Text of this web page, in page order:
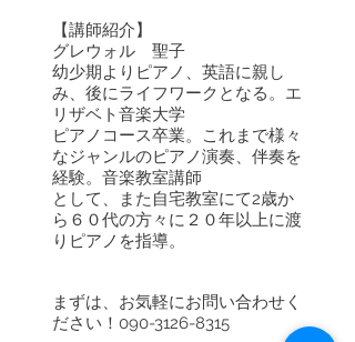
【講師紹介】
グレウォル 聖子
幼少期よりピアノ、英語に親し
み、後にライフワークとなる。エ
リザベト音楽大学
ピアノコース卒業。これまで様々
なジャンルのピアノ演奏、伴奏を
経験。音楽教室講師
として、また自宅教室にて2歳か
ら６０代の方々に２０年以上に渡
りピアノを指導。
まずは、お気軽にお問い合わせく
ださい！090-3126-8315